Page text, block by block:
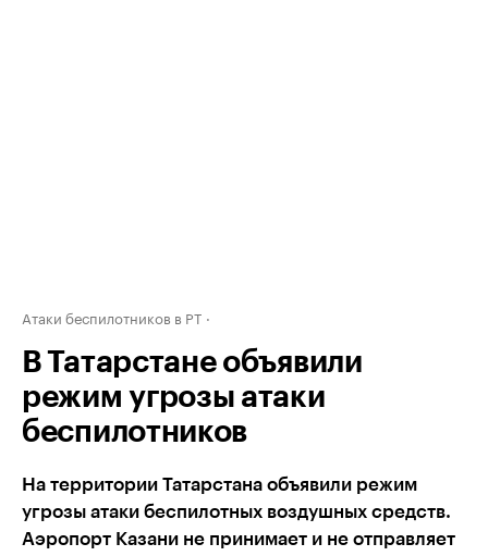
Атаки беспилотников в РТ
В Татарстане объявили
режим угрозы атаки
беспилотников
На территории Татарстана объявили режим
угрозы атаки беспилотных воздушных средств.
Аэропорт Казани не принимает и не отправляет